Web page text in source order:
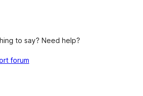
to say? Need help?
forum